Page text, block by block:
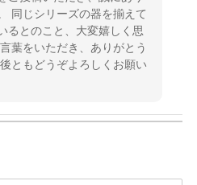
同じシリーズの器を揃えて
るとのこと、大変嬉しく思
葉をいただき、ありがとう
ともどうぞよろしくお願い